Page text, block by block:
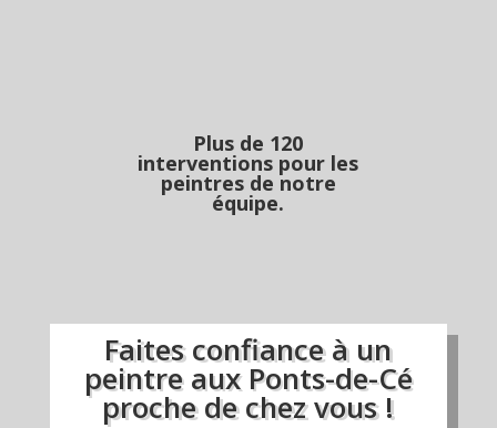
Plus de 120
interventions pour les
peintres de notre
équipe.
Faites confiance à un
peintre aux Ponts-de-Cé
proche de chez vous !